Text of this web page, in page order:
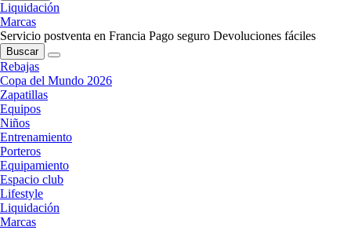
Liquidación
Marcas
Servicio postventa en Francia Pago seguro Devoluciones fáciles
Buscar
Rebajas
Copa del Mundo 2026
Zapatillas
Equipos
Niños
Entrenamiento
Porteros
Equipamiento
Espacio club
Lifestyle
Liquidación
Marcas